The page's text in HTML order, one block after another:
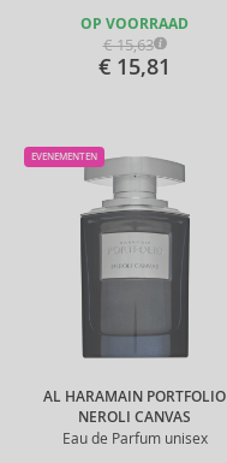
OP VOORRAAD
€ 15,63
€ 15,81
AL HARAMAIN PORTFOLIO
NEROLI CANVAS
Eau de Parfum unisex
EVENEMENTEN